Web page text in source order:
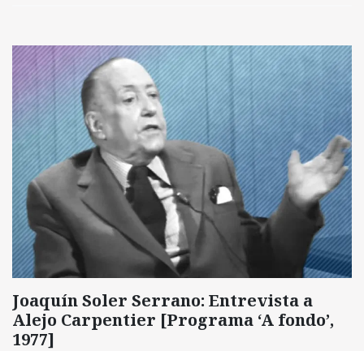
Joaquín Soler Serrano: Entrevista a
Alejo Carpentier [Programa ‘A fondo’,
1977]